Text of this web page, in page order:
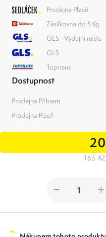
Prodejna Plzeň
Zásilkovna do 5 Kg
GLS - Výdejní místa
GLS
Toptrans
Dostupnost
Prodejna Příbram
Prodejna Plzeň
165